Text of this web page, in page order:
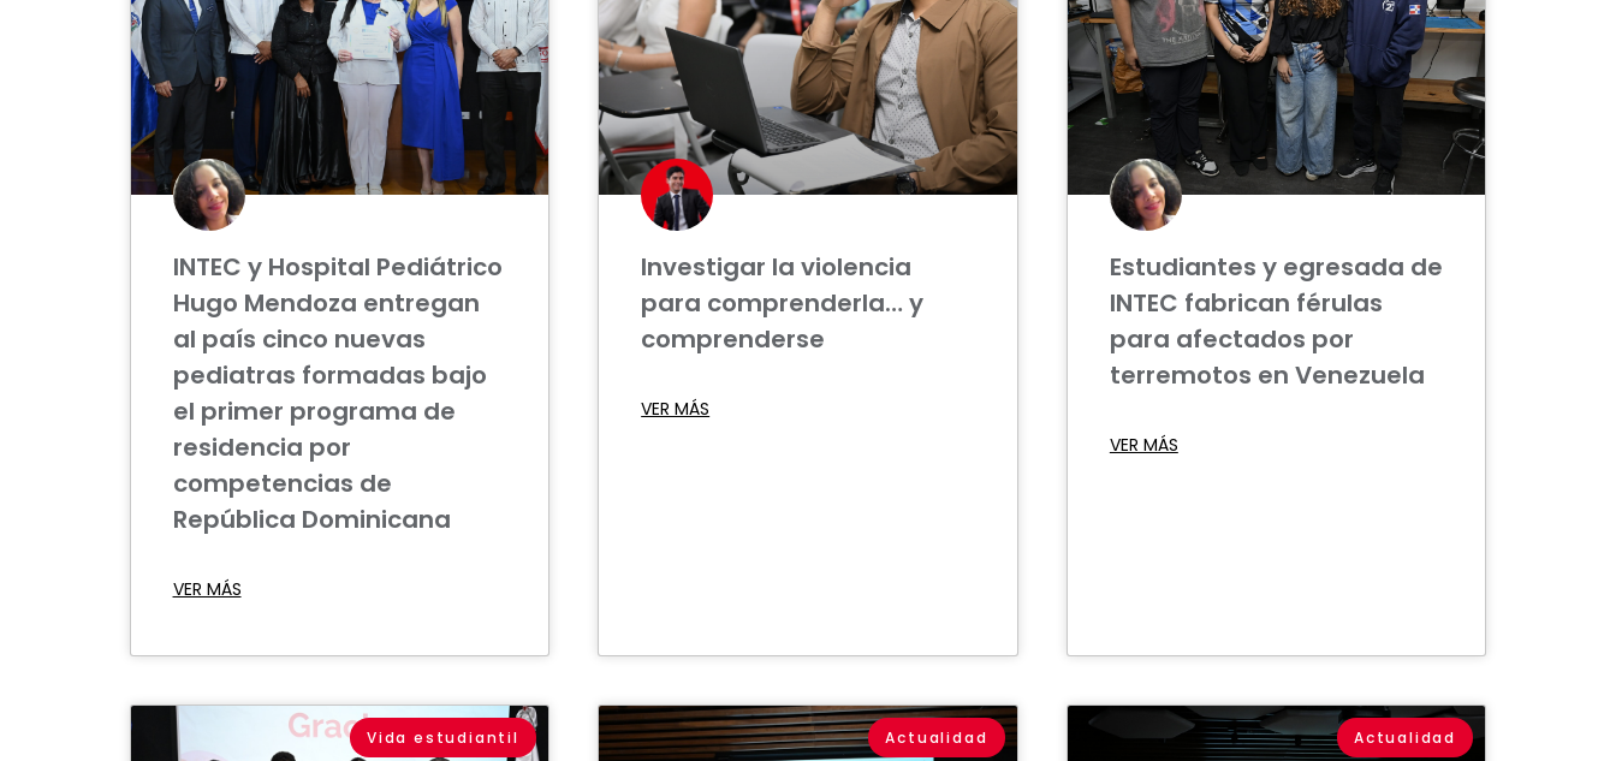
INTEC y Hospital Pediátrico
Hugo Mendoza entregan
al país cinco nuevas
pediatras formadas bajo
el primer programa de
residencia por
competencias de
República Dominicana
VER MÁS
Investigar la violencia
para comprenderla… y
comprenderse
VER MÁS
Estudiantes y egresada de
INTEC fabrican férulas
para afectados por
terremotos en Venezuela
VER MÁS
Vida estudiantil Actualidad Actualidad